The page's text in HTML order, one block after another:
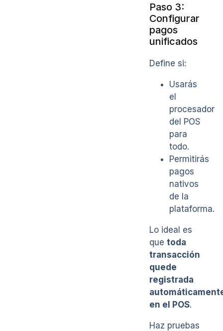
Paso 3:
Configurar
pagos
unificados
Define si:
Usarás
el
procesador
del POS
para
todo.
Permitirás
pagos
nativos
de la
plataforma.
Lo ideal es
que toda
transacción
quede
registrada
en el POS.
Haz pruebas